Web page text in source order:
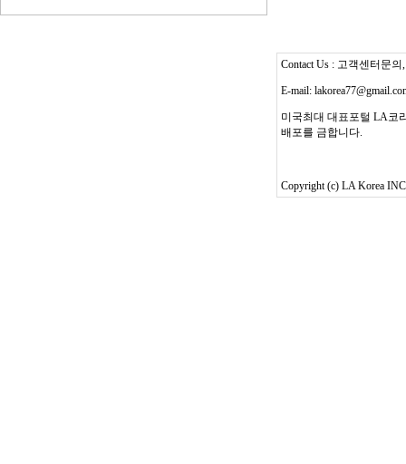
Contact Us : 고객센터문의
E-mail:
미국최대 대표포털 LA코
배포를 금합니다.
Copyright (c) LA Korea